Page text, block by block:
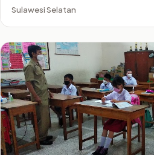
Sulawesi Selatan